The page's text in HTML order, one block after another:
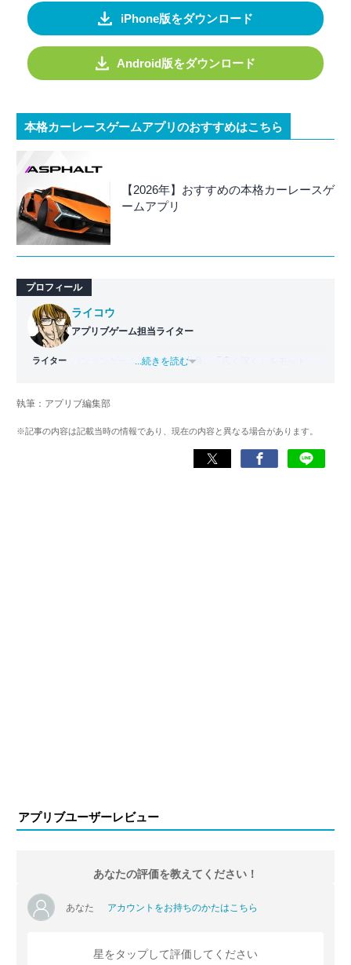
iPhone版をダウンロード
Android版をダウンロード
本格カーレースゲームアプリのおすすめはこちら
【2026年】おすすめの本格カーレースゲ
ームアプリ
プロフィール
ライター
ライコウ
アプリブゲーム担当ライター
バンタンゲームアカデミー 出身。「広く深く」をモットー
ゲームだけでも1,000本以上。ゲーム開発者を目指した経験
くして面白さを引き出し、人々に伝えるためゲームライタ
...続きを読む
執筆：アプリブ編集部
※記事の内容は記載当時の情報であり、現在の内容と異なる場合があります。
アプリブユーザーレビュー
あなたの評価を教えてください！
あなた アカウントをお持ちのかたはこちら
星をタップして評価してください